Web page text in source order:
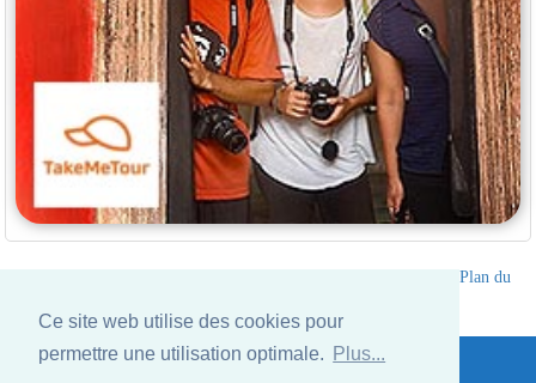
Ce site web utilise des cookies pour
permettre une utilisation optimale.
Plus...
Plan du
Website © Thailandee.com - 2026